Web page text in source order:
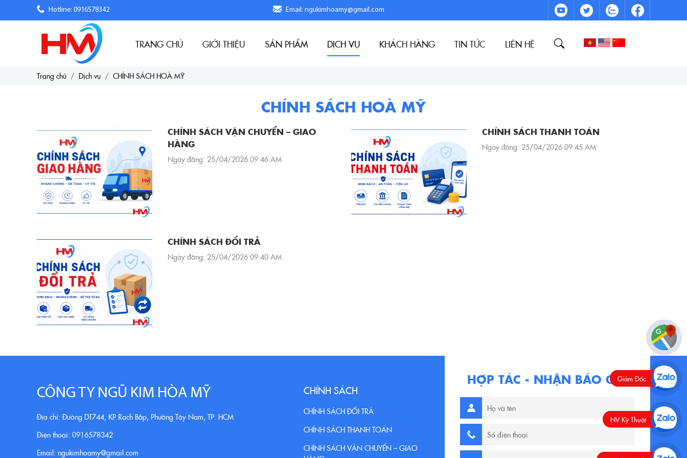
Hotline: 0916578342 Email: ngukimhoamy@gmail.com
TRANG CHỦ GIỚI THIỆU SẢN PHẨM DỊCH VỤ KHÁCH HÀNG TIN TỨC LIÊN HỆ
Trang chủ Dịch vụ CHÍNH SÁCH HOÀ MỸ
CHÍNH SÁCH HOÀ MỸ
CHÍNH SÁCH VẬN CHUYỂN – GIAO
HÀNG
Ngày đăng: 25/04/2026 09:46 AM
CHÍNH SÁCH THANH TOÁN
Ngày đăng: 25/04/2026 09:45 AM
CHÍNH SÁCH ĐỔI TRẢ
Ngày đăng: 25/04/2026 09:40 AM
CÔNG TY NGŨ KIM HÒA MỸ
Địa chỉ: Đường DT744, KP Rạch Bắp, Phường Tây Nam, TP. HCM
Điện thoại: 0916578342
Email: ngukimhoamy@gmail.com
CHÍNH SÁCH
CHÍNH SÁCH ĐỔI TRẢ
CHÍNH SÁCH THANH TOÁN
CHÍNH SÁCH VẬN CHUYỂN – GIAO
HỢP TÁC - NHẬN BÁO GIÁGiám Đốc
NV Kỹ Thuật